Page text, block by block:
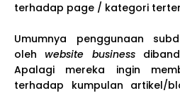
terhadap page / kategori
Umumnya penggunaan
olehwebsite business
Apalagi mereka ingin
terhadap kumpulan artikel/